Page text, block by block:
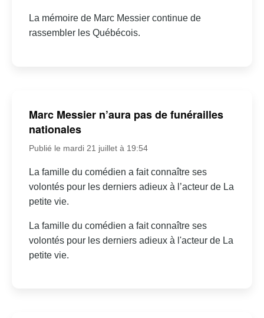
La mémoire de Marc Messier continue de
rassembler les Québécois.
Marc Messier n’aura pas de funérailles
nationales
Publié le mardi 21 juillet à 19:54
La famille du comédien a fait connaître ses
volontés pour les derniers adieux à l’acteur de La
petite vie.
La famille du comédien a fait connaître ses
volontés pour les derniers adieux à l'acteur de La
petite vie.